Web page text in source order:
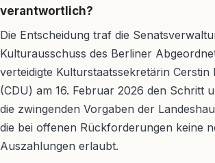
verantwortlich?
Die Entscheidung traf die
Kulturausschuss des Berliner
verteidigte Kulturstaatssekretärin Cerstin
(CDU) am 16. Februar 2026 den Schritt
die zwingenden Vorgaben der
die bei offenen Rückforderungen keine
Auszahlungen erlaubt.